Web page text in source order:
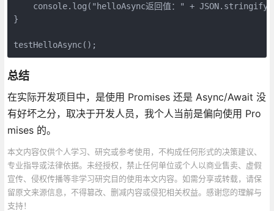
console.log("helloAsync返回值：" +
}
总结
在实际开发项目中，是使用 Promises 还是 Async/Await 没
有好坏之分，取决于开发人员，我个人当前是偏向使用 Pro
mises 的。
本文内容仅供个人学习、研究或参考使用，不构成任何形式的决策建议、
专业指导或法律依据。未经授权，禁止任何单位或个人以商业售卖、虚假
宣传、侵权传播等非学习研究目的使用本文内容。如需分享或转载，请保
留原文来源信息，不得篡改、删减内容或侵犯相关权益。感谢您的理解与
支持！